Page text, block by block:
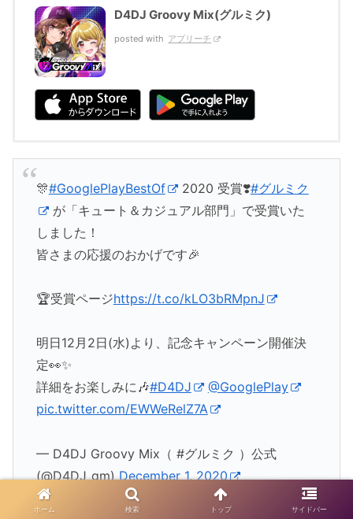
D4DJ Groovy Mix(グルミク)
posted with アプリーチ
🎊#GooglePlayBestOf 2020 受賞❣️#グルミク
が「キュート＆カジュアル部門」で受賞いた
しました！
皆さまの応援のおかげです🎉
🏆受賞ページhttps://t.co/kLO3bRMpnJ
明日12月2日(水)より、記念キャンペーン開催決
定👀✨
詳細をお楽しみに🎶#D4DJ
@GooglePlay
pic.twitter.com/EWWeRelZ7A
— D4DJ Groovy Mix（ #グルミク ）公式
(@D4DJ_gm)December 1, 2020
ホーム 検索 トップ サイドバー